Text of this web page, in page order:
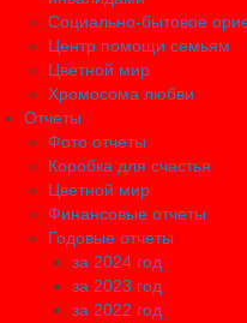
Социально-бытовое
Центр помощи семьям
Цветной мир
Хромосома любви
Отчеты
Фото отчеты
Коробка для счастья
Цветной мир
Финансовые отчеты
Годовые отчеты
за 2024 год
за 2023 год
за 2022 год